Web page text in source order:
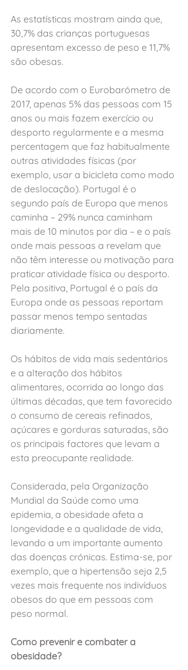
As estatísticas mostram ainda que,
30,7% das crianças portuguesas
apresentam excesso de peso e 11,7%
são obesas.
De acordo com o Eurobarómetro de
2017, apenas 5% das pessoas com 15
anos ou mais fazem exercício ou
desporto regularmente e a mesma
percentagem que faz habitualmente
outras atividades físicas (por
exemplo, usar a bicicleta como modo
de deslocação). Portugal é o
segundo país de Europa que menos
caminha – 29% nunca caminham
mais de 10 minutos por dia – e o país
onde mais pessoas a revelam que
não têm interesse ou motivação para
praticar atividade física ou desporto.
Pela positiva, Portugal é o país da
Europa onde as pessoas reportam
passar menos tempo sentadas
diariamente.
Os hábitos de vida mais sedentários
e a alteração dos hábitos
alimentares, ocorrida ao longo das
últimas décadas, que tem favorecido
o consumo de cereais refinados,
açúcares e gorduras saturadas, são
os principais factores que levam a
esta preocupante realidade.
Considerada, pela Organização
Mundial da Saúde como uma
epidemia, a obesidade afeta a
longevidade e a qualidade de vida,
levando a um importante aumento
das doenças crónicas. Estima-se, por
exemplo, que a hipertensão seja 2,5
vezes mais frequente nos indivíduos
obesos do que em pessoas com
peso normal.
Como prevenir e combater a
obesidade?